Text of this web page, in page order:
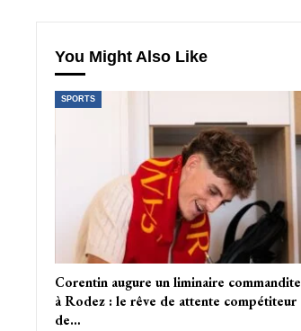
You Might Also Like
SPORTS
Corentin augure un liminaire commandite
à Rodez : le rêve de attente compétiteur
de…